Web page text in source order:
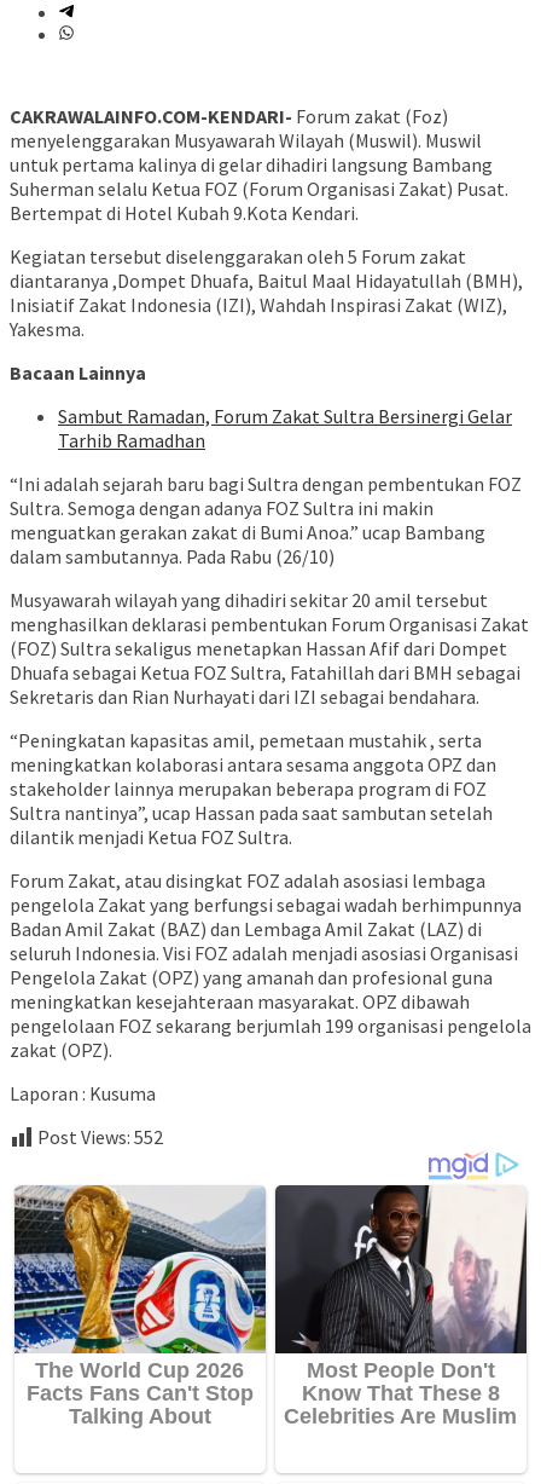
CAKRAWALAINFO.COM-KENDARI- Forum zakat (Foz)
menyelenggarakan Musyawarah Wilayah (Muswil). Muswil
untuk pertama kalinya di gelar dihadiri langsung Bambang
Suherman selalu Ketua FOZ (Forum Organisasi Zakat) Pusat.
Bertempat di Hotel Kubah 9.Kota Kendari.
Kegiatan tersebut diselenggarakan oleh 5 Forum zakat
diantaranya ,Dompet Dhuafa, Baitul Maal Hidayatullah (BMH),
Inisiatif Zakat Indonesia (IZI), Wahdah Inspirasi Zakat (WIZ),
Yakesma.
Bacaan Lainnya
Sambut Ramadan, Forum Zakat Sultra Bersinergi Gelar
Tarhib Ramadhan
“Ini adalah sejarah baru bagi Sultra dengan pembentukan FOZ
Sultra. Semoga dengan adanya FOZ Sultra ini makin
menguatkan gerakan zakat di Bumi Anoa.” ucap Bambang
dalam sambutannya. Pada Rabu (26/10)
Musyawarah wilayah yang dihadiri sekitar 20 amil tersebut
menghasilkan deklarasi pembentukan Forum Organisasi Zakat
(FOZ) Sultra sekaligus menetapkan Hassan Afif dari Dompet
Dhuafa sebagai Ketua FOZ Sultra, Fatahillah dari BMH sebagai
Sekretaris dan Rian Nurhayati dari IZI sebagai bendahara.
“Peningkatan kapasitas amil, pemetaan mustahik , serta
meningkatkan kolaborasi antara sesama anggota OPZ dan
stakeholder lainnya merupakan beberapa program di FOZ
Sultra nantinya”, ucap Hassan pada saat sambutan setelah
dilantik menjadi Ketua FOZ Sultra.
Forum Zakat, atau disingkat FOZ adalah asosiasi lembaga
pengelola Zakat yang berfungsi sebagai wadah berhimpunnya
Badan Amil Zakat (BAZ) dan Lembaga Amil Zakat (LAZ) di
seluruh Indonesia. Visi FOZ adalah menjadi asosiasi Organisasi
Pengelola Zakat (OPZ) yang amanah dan profesional guna
meningkatkan kesejahteraan masyarakat. OPZ dibawah
pengelolaan FOZ sekarang berjumlah 199 organisasi pengelola
zakat (OPZ).
Laporan : Kusuma
Post Views: 552